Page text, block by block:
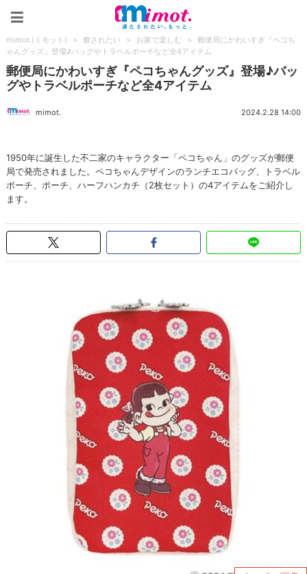
mimot.(ミモット) > 癒されたい > お家で楽しむ >
郵便局にかわいすぎ『ペコち
ゃんグッズ』登場♪バッグやトラベルポーチなど全4アイテム
郵便局にかわいすぎ『ペコちゃんグッズ』登場♪バッ
グやトラベルポーチなど全4アイテム
mimot. 2024.2.28 14:00
1950年に誕生した不二家のキャラクター「ペコちゃん」のグッズが郵便
局で発売されました。ペコちゃんデザインのランチエコバッグ、トラベル
ポーチ、ポーチ、ハーフハンカチ（2枚セット）の4アイテムをご紹介し
ます。